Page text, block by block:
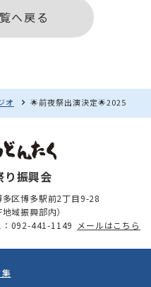
へ戻る
オ 🌟前夜祭出演決定🌟2025
り振興会
区博多駅前2丁目9-28
域振興部内）
：092-441-1149 メールはこちら